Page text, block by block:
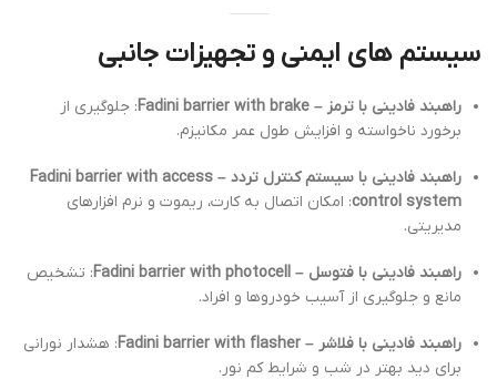
سیستم های ایمنی و تجهیزات جانبی
راهبند فادینی با ترمز – Fadini barrier with brake
: جلوگیری از
برخورد ناخواسته و افزایش طول عمر مکانیزم.
راهبند فادینی با سیستم کنترل تردد – Fadini barrier with access
control system: امکان اتصال به کارت، ریموت و نرم افزارهای
مدیریتی.
راهبند فادینی با فتوسل – Fadini barrier with photocell
: تشخیص
مانع و جلوگیری از آسیب خودروها و افراد.
راهبند فادینی با فلاشر – Fadini barrier with flasher
: هشدار نورانی
برای دید بهتر در شب و شرایط کم نور.